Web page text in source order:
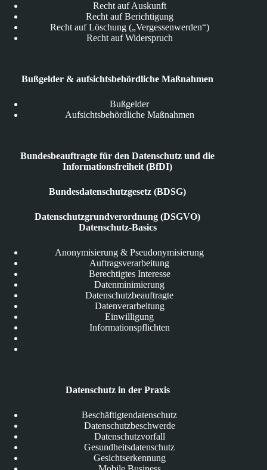
Recht auf Auskunft
Recht auf Berichtigung
Recht auf Löschung („Vergessenwerden“)
Recht auf Widerspruch
Bußgelder & aufsichtsbehördliche Maßnahmen
Bußgelder
Aufsichtsbehördliche Maßnahmen
Bundesbeauftragte für den Datenschutz und die
Informationsfreiheit (BfDI)
Bundesdatenschutzgesetz (BDSG)
Datenschutzgrundverordnung (DSGVO)
Datenschutz-Basics
Anonymisierung & Pseudonymisierung
Auftragsverarbeitung
Berechtigtes Interesse
Datenminimierung
Datenschutzbeauftragte
Datenverarbeitung
Einwilligung
Informationspflichten
Datenschutz in der Praxis
Beschäftigtendatenschutz
Datenschutzbeschwerde
Datenschutzvorfall
Gesundheitsdatenschutz
Gesichtserkennung